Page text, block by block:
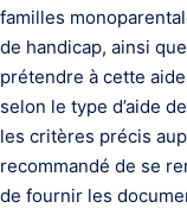
familles
de handicap, ainsi
prétendre à cette
selon le type d’aide
les critères précis
recommandé de se
de fournir les